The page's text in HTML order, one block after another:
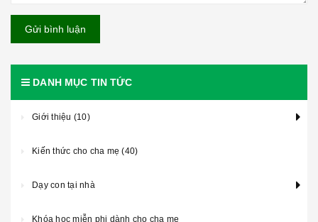
Gửi bình luận
DANH MỤC TIN TỨC
Giới thiệu (10)
Kiến thức cho cha mẹ (40)
Dạy con tại nhà
Khóa học miễn phi dành cho cha mẹ